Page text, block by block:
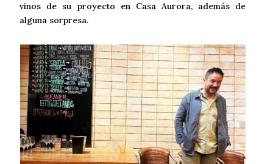
vinos de su proyecto en Casa Aurora, además de
alguna sorpresa.